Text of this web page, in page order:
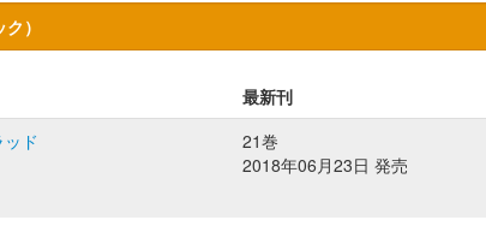
）
最新刊
ド
21巻
2018年06月23日 発売